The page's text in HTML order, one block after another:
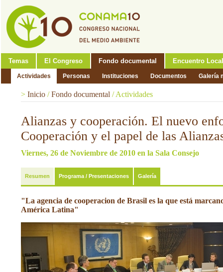
Temas El Congreso Fondo documental Encuentro Local
Actividades Personas Instituciones Documentos Galería
> Inicio /Fondo documental / Actividades
Alianzas y cooperación. El nuevo
Cooperación y el papel de las
Viernes, 26 de Noviembre de 2010 en la Sala Consejo
Resumen Programa / Presentaciones Galería
"La agencia de cooperacion de Brasil es la que está
América Latina"